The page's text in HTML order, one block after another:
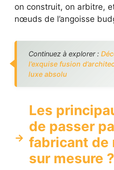
on construit, on arbitre,
nœuds de l’angoisse
Continuez à explorer :
l’exquise fusion
luxe absolu
Les
de passer
fabricant de
sur mesure ?